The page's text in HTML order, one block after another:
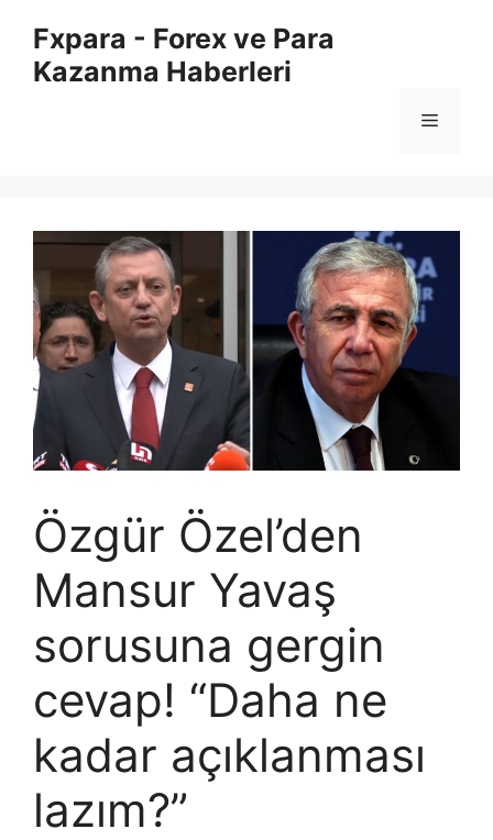
Fxpara - Forex ve Para
Kazanma Haberleri
Menü
Özgür Özel’den
Mansur Yavaş
sorusuna gergin
cevap! “Daha ne
kadar açıklanması
lazım?”